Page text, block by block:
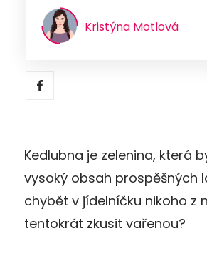
Kristýna Motlová
Kedlubna je zelenina, která
vysoký obsah prospěšných
chybět v jídelníčku nikoho z
tentokrát zkusit vařenou?